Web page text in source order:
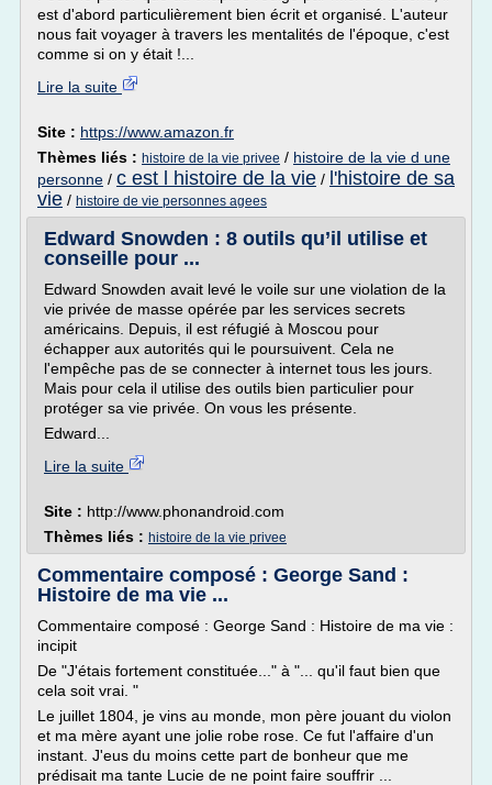
est d'abord particulièrement bien écrit et organisé. L'auteur
nous fait voyager à travers les mentalités de l'époque, c'est
comme si on y était !...
Lire la suite
Site : https://www.amazon.fr
Thèmes liés : histoire de la vie privee / histoire de la vie d une
personne / c est l histoire de la vie / l'histoire de sa
vie / histoire de vie personnes agees
Edward Snowden : 8 outils qu’il utilise et
conseille pour ...
Edward Snowden avait levé le voile sur une violation de la
vie privée de masse opérée par les services secrets
américains. Depuis, il est réfugié à Moscou pour
échapper aux autorités qui le poursuivent. Cela ne
l'empêche pas de se connecter à internet tous les jours.
Mais pour cela il utilise des outils bien particulier pour
protéger sa vie privée. On vous les présente.
Edward...
Lire la suite
Site : http://www.phonandroid.com
Thèmes liés : histoire de la vie privee
Commentaire composé : George Sand :
Histoire de ma vie ...
Commentaire composé : George Sand : Histoire de ma vie :
incipit
De "J'étais fortement constituée..." à "... qu'il faut bien que
cela soit vrai. "
Le juillet 1804, je vins au monde, mon père jouant du violon
et ma mère ayant une jolie robe rose. Ce fut l'affaire d'un
instant. J'eus du moins cette part de bonheur que me
prédisait ma tante Lucie de ne point faire souffrir ...